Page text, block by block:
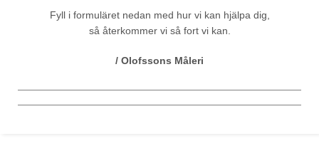
Fyll i formuläret nedan med hur vi kan hjälpa dig,
så återkommer vi så fort vi kan.
/ Olofssons Måleri